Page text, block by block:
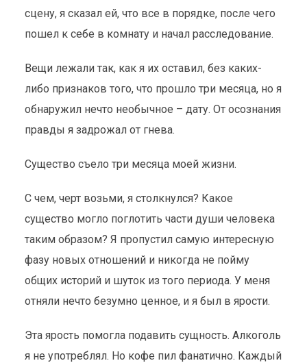
сцену, я сказал ей, что все в порядке, после чего
пошел к себе в комнату и начал расследование.
Вещи лежали так, как я их оставил, без каких-
либо признаков того, что прошло три месяца, но я
обнаружил нечто необычное – дату. От осознания
правды я задрожал от гнева.
Существо съело три месяца моей жизни.
С чем, черт возьми, я столкнулся? Какое
существо могло поглотить части души человека
таким образом? Я пропустил самую интересную
фазу новых отношений и никогда не пойму
общих историй и шуток из того периода. У меня
отняли нечто безумно ценное, и я был в ярости.
Эта ярость помогла подавить сущность. Алкоголь
я не употреблял. Но кофе пил фанатично. Каждый